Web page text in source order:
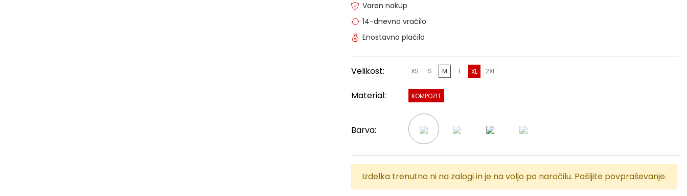
Varen nakup
14-dnevno vračilo
Enostavno plačilo
Velikost: XS S M L XL 2XL
Material: KOMPOZIT
Barva:
Izdelka trenutno ni na zalogi in je na voljo po naročilu. Pošljite povpraševanje.